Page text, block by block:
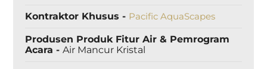
Kontraktor Khusus - Pacific AquaScapes
Produsen Produk Fitur Air & Pemrogram
Acara -Air Mancur Kristal